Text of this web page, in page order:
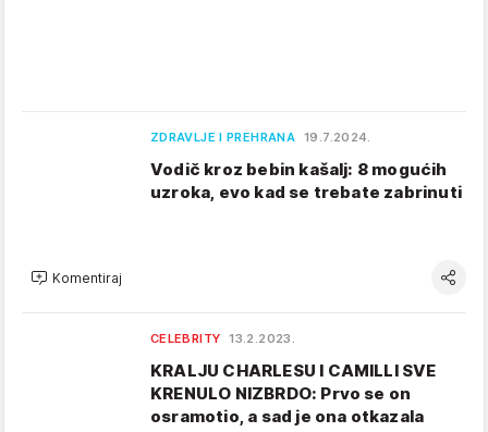
ZDRAVLJE I PREHRANA 19.7.2024.
Vodič kroz bebin kašalj: 8 mogućih
uzroka, evo kad se trebate zabrinuti
Komentiraj
CELEBRITY 13.2.2023.
KRALJU CHARLESU I CAMILLI SVE
KRENULO NIZBRDO: Prvo se on
osramotio, a sad je ona otkazala